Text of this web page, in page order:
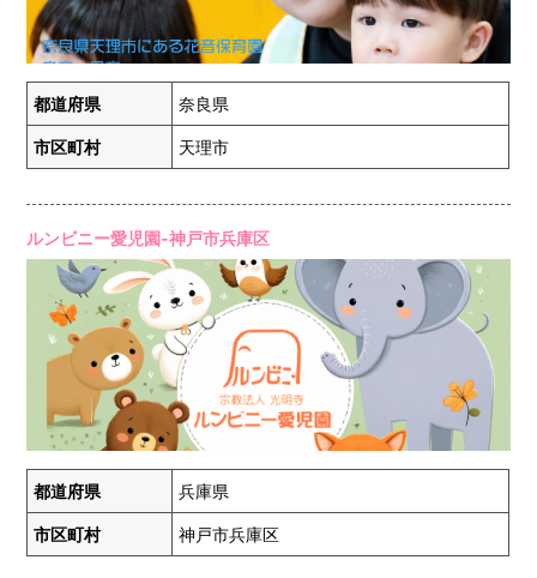
都道府県 奈良県
市区町村 天理市
ルンビニー愛児園-神戸市兵庫区
都道府県 兵庫県
市区町村 神戸市兵庫区